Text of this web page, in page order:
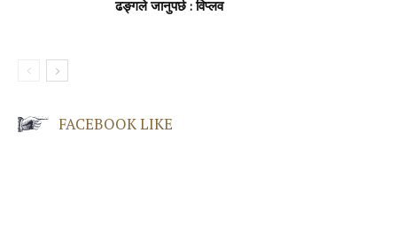
ढङ्गले जानुपर्छ : विप्लव
FACEBOOK LIKE